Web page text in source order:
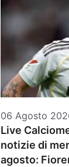
06 Agosto
Live
notizie di
agosto: